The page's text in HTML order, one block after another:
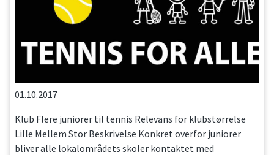
01.10.2017
Klub Flere juniorer til tennis Relevans for klubstørrelse
Lille Mellem Stor Beskrivelse Konkret overfor juniorer
bliver alle lokalområdets skoler kontaktet med